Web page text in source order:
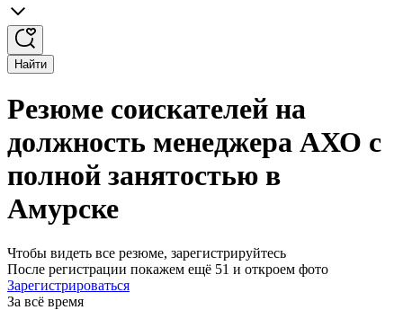
Найти
Резюме соискателей на
должность менеджера АХО с
полной занятостью в
Амурске
Чтобы видеть все резюме, зарегистрируйтесь
После регистрации покажем ещё 51 и откроем фото
Зарегистрироваться
За всё время